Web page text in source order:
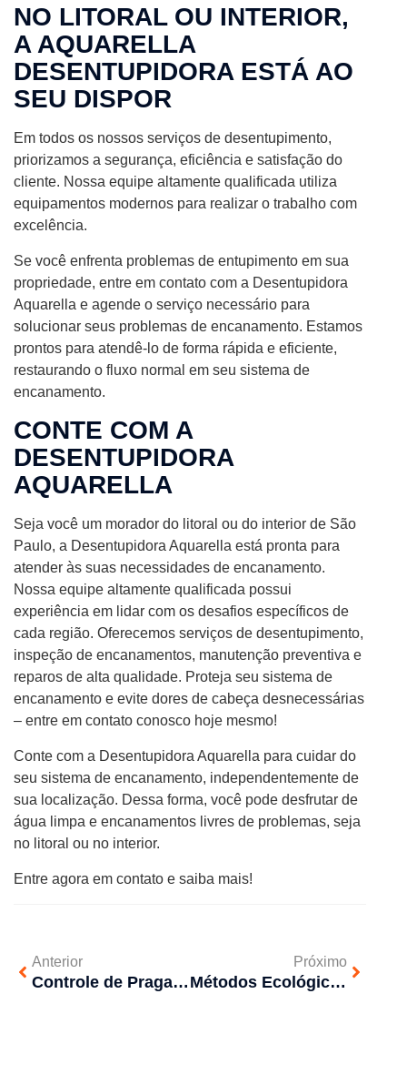
NO LITORAL OU INTERIOR,
A AQUARELLA
DESENTUPIDORA ESTÁ AO
SEU DISPOR
Em todos os nossos serviços de desentupimento,
priorizamos a segurança, eficiência e satisfação do
cliente. Nossa equipe altamente qualificada utiliza
equipamentos modernos para realizar o trabalho com
excelência.
Se você enfrenta problemas de entupimento em sua
propriedade, entre em contato com a Desentupidora
Aquarella e agende o serviço necessário para
solucionar seus problemas de encanamento. Estamos
prontos para atendê-lo de forma rápida e eficiente,
restaurando o fluxo normal em seu sistema de
encanamento.
CONTE COM A
DESENTUPIDORA
AQUARELLA
Seja você um morador do litoral ou do interior de São
Paulo, a Desentupidora Aquarella está pronta para
atender às suas necessidades de encanamento.
Nossa equipe altamente qualificada possui
experiência em lidar com os desafios específicos de
cada região. Oferecemos serviços de desentupimento,
inspeção de encanamentos, manutenção preventiva e
reparos de alta qualidade. Proteja seu sistema de
encanamento e evite dores de cabeça desnecessárias
– entre em contato conosco hoje mesmo!
Conte com a Desentupidora Aquarella para cuidar do
seu sistema de encanamento, independentemente de
sua localização. Dessa forma, você pode desfrutar de
água limpa e encanamentos livres de problemas, seja
no litoral ou no interior.
Entre agora em contato e saiba mais!
Anterior
Controle de Pragas: Prevenção é a Chave
Próximo
Métodos Ecológicos de Controle de Pragas: Mantendo sua Casa Livre de Invasores Sem Prejudicar o Meio Ambiente